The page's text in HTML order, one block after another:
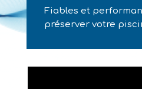
Fiables et
préserver votre